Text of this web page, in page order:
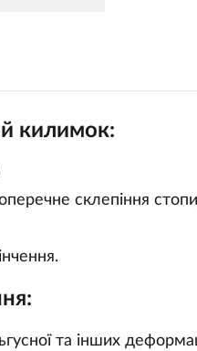
килимок:
склепіння
та інших